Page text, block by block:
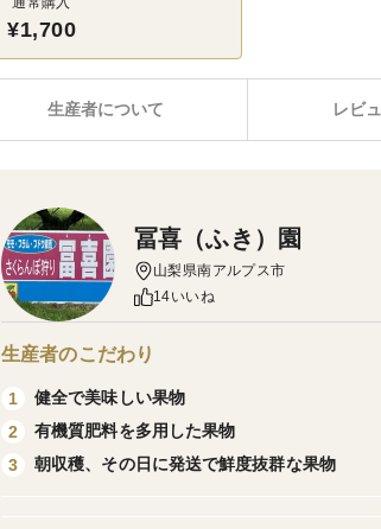
¥1,700
レビ
生産者について
冨喜（ふき）園
山梨県南アルプス市
14いいね
生産者のこだわり
1
健全で美味しい果物
2
有機質肥料を多用した果物
3
朝収穫、その日に発送で鮮度抜群な果物